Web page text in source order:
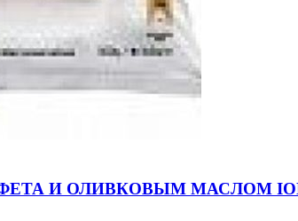
И ОЛИВКОВЫМ МАСЛОМ